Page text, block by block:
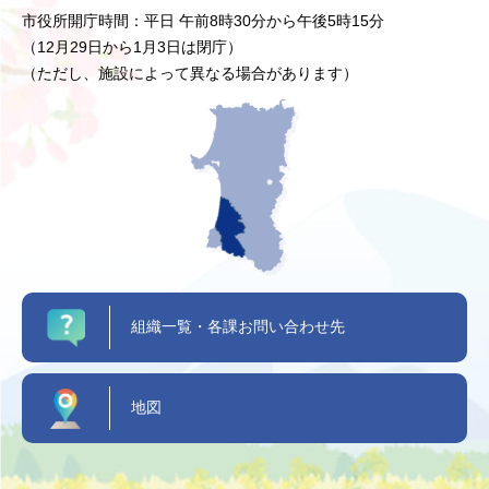
市役所開庁時間：平日 午前8時30分から午後5時15分
（12月29日から1月3日は閉庁）
（ただし、施設によって異なる場合があります）
組織一覧・各課お問い合わせ先
地図